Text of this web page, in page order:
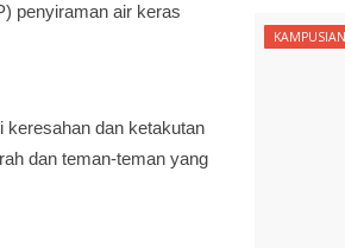
penyiraman air keras
keresahan dan ketakutan
dan teman-teman yang